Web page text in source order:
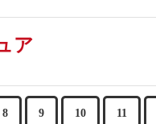
ア
8 9 10 11